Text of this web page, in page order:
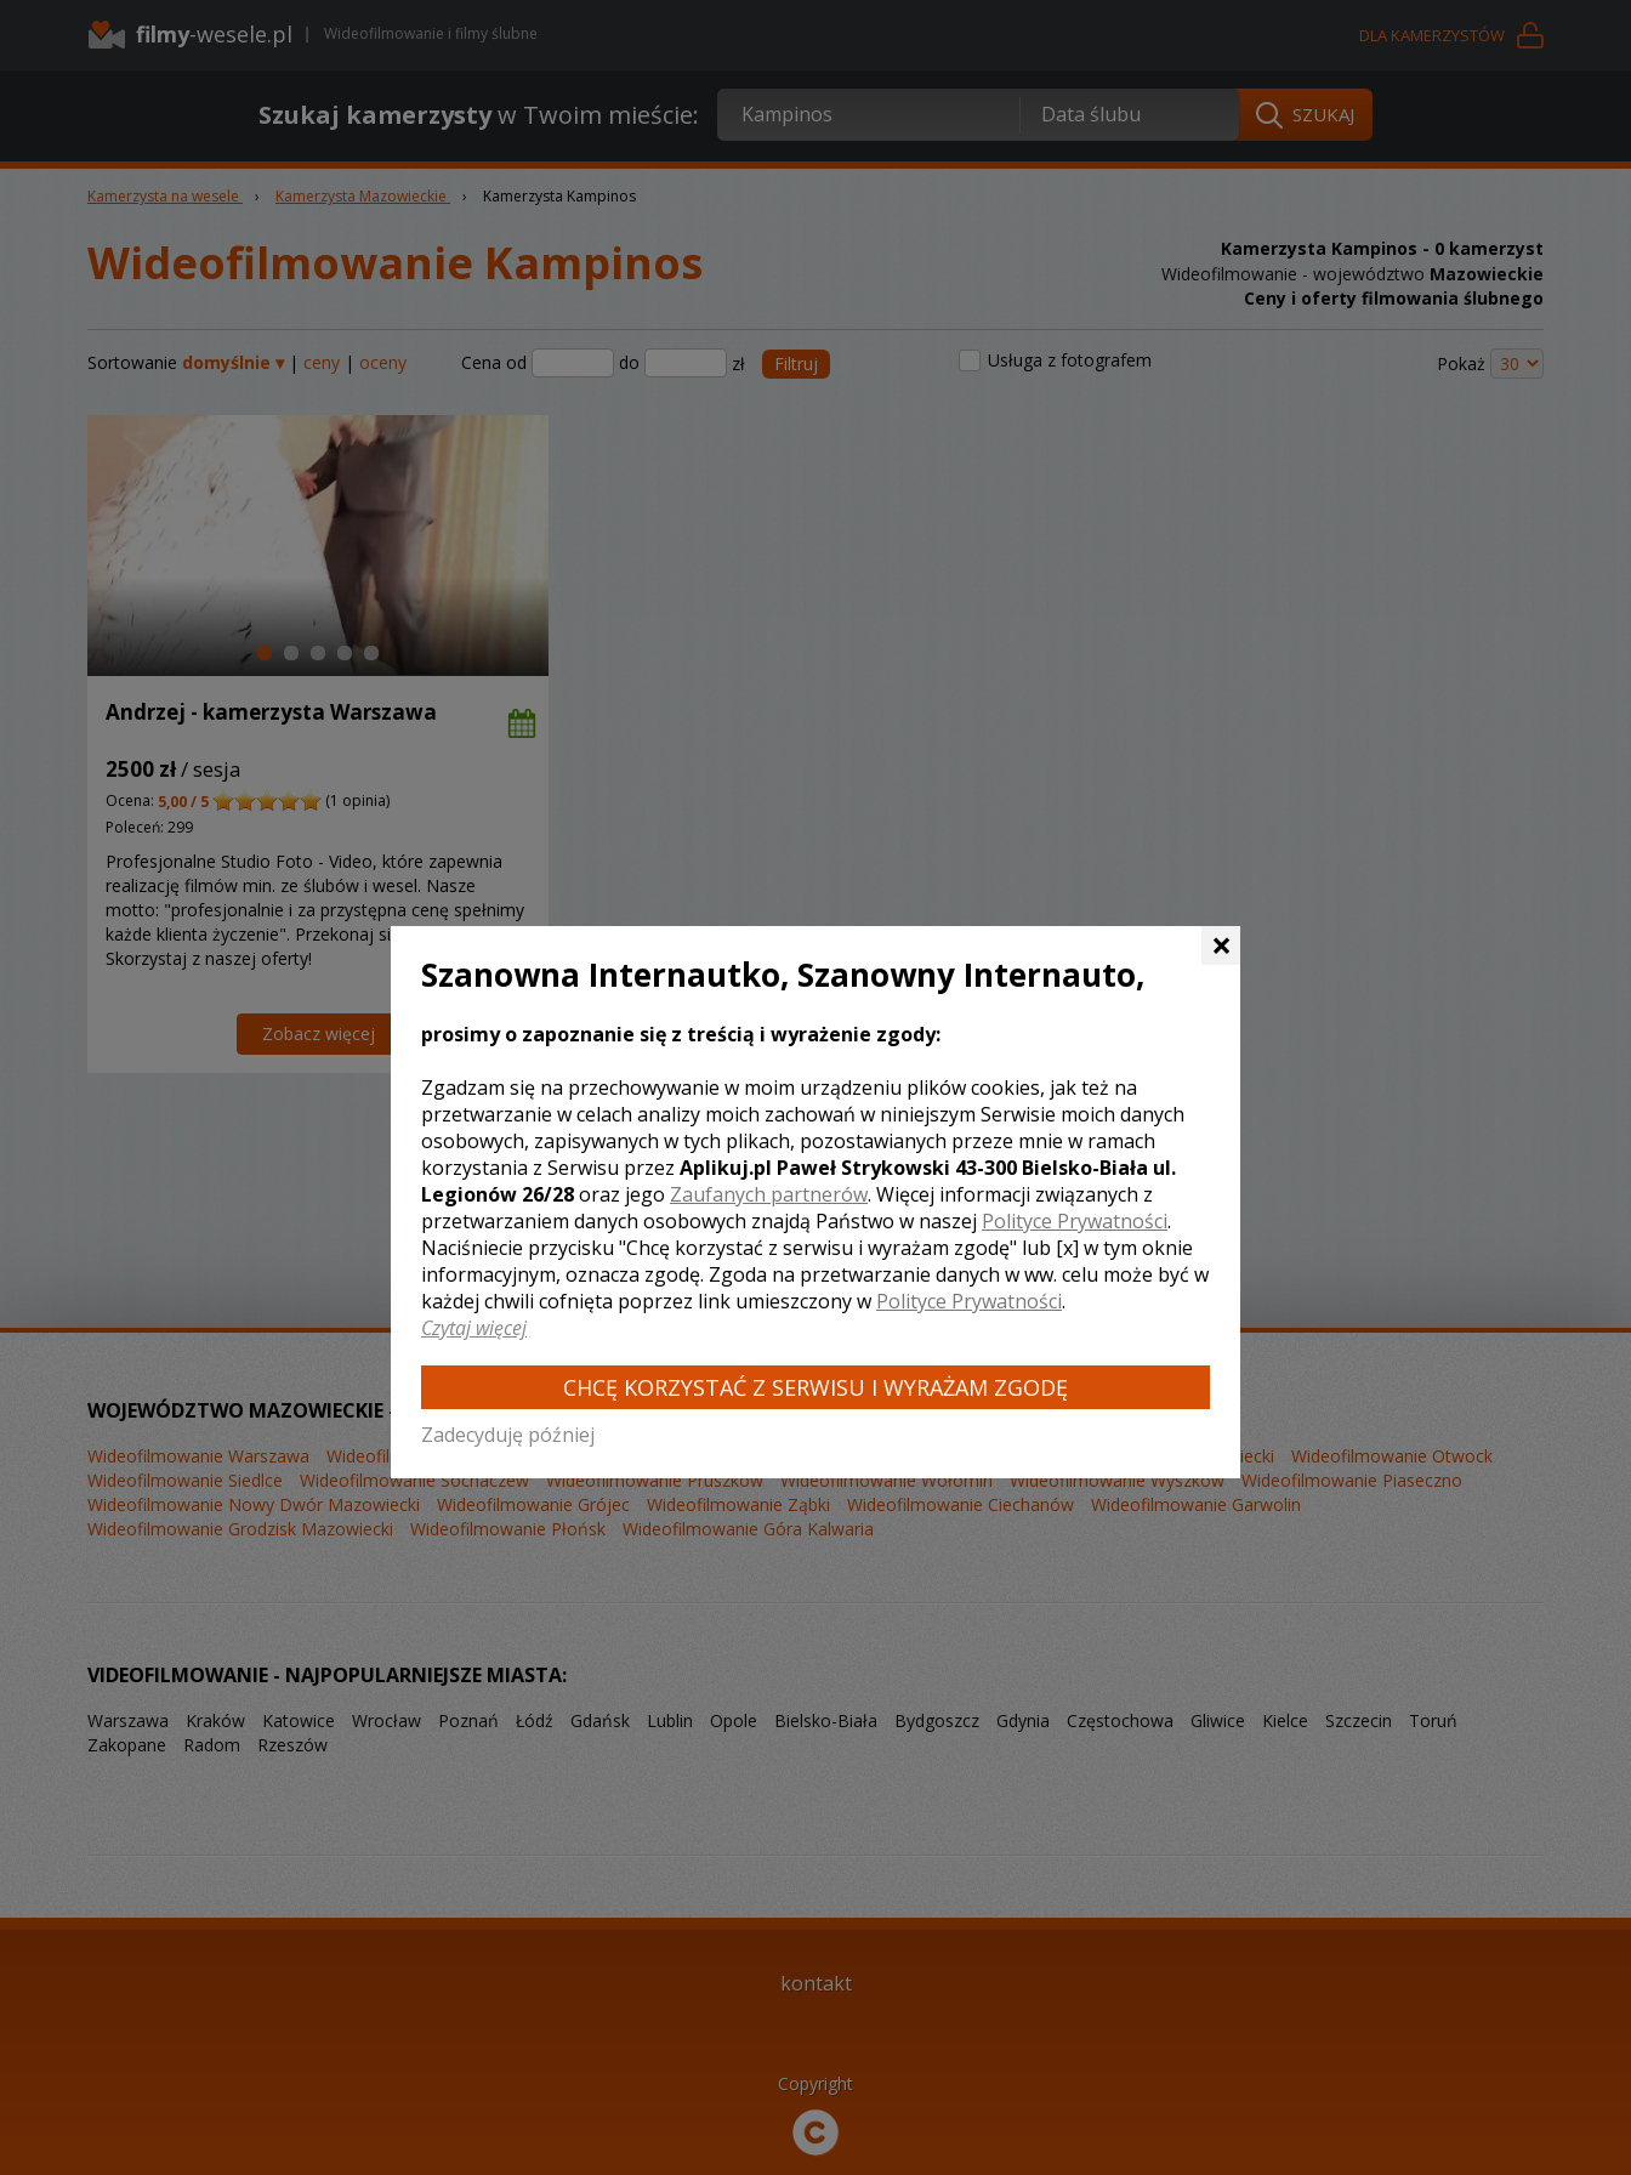
filmy-wesele.pl Wideofilmowanie i filmy ślubne DLA KAMERZYSTÓW
Szukaj kamerzystyw Twoim mieście:
Kamerzysta na wesele › Kamerzysta Mazowieckie › Kamerzysta Kampinos
Wideofilmowanie Kampinos Kamerzysta Kampinos - 0 kamerzyst
Wideofilmowanie - województwo Mazowieckie
Ceny i oferty filmowania ślubnego
Sortowanie domyślnie ▾| ceny | oceny Cena od do zł Filtruj Usługa z fotografem Pokaż
Andrzej - kamerzysta Warszawa
2500 zł/ sesja
Ocena: 5,00 / 5
(1 opinia)
Poleceń: 299
Profesjonalne Studio Foto - Video, które zapewnia
realizację filmów min. ze ślubów i wesel. Nasze
motto: "profesjonalnie i za przystępna cenę spełnimy
każde klienta życzenie". Przekonaj się sam już teraz!
Skorzystaj z naszej oferty!
Zobacz więcej
Liczba pozycji:0
WOJEWÓDZTWO MAZOWIECKIE – ZOBACZ LISTĘ KAMERZYSTÓW Z INNYCH MIAST:
Wideofilmowanie Warszawa Wideofilmowanie Płock Wideofilmowanie Mińsk Mazowiecki
Wideofilmowanie Otwock
Wideofilmowanie Siedlce
Wideofilmowanie Sochaczew Wideofilmowanie Pruszków Wideofilmowanie Wołomin Wideofilmowanie Wyszków
Wideofilmowanie Piaseczno
Wideofilmowanie Nowy Dwór Mazowiecki
Wideofilmowanie Grójec Wideofilmowanie Ząbki Wideofilmowanie Ciechanów
Wideofilmowanie Garwolin
Wideofilmowanie Grodzisk Mazowiecki
Wideofilmowanie Płońsk Wideofilmowanie Góra Kalwaria
VIDEOFILMOWANIE - NAJPOPULARNIEJSZE MIASTA:
Warszawa Kraków Katowice Wrocław Poznań Łódź Gdańsk Lublin Opole Bielsko-Biała Bydgoszcz Gdynia Częstochowa Gliwice Kielce Szczecin
Toruń
Zakopane
Radom Rzeszów
kontakt
Copyright
×
Szanowna Internautko, Szanowny Internauto,
prosimy o zapoznanie się z treścią i wyrażenie zgody:
Zgadzam się na przechowywanie w moim urządzeniu plików cookies, jak też na
przetwarzanie w celach analizy moich zachowań w niniejszym Serwisie moich danych
osobowych, zapisywanych w tych plikach, pozostawianych przeze mnie w ramach
korzystania z Serwisu przez Aplikuj.pl Paweł Strykowski 43-300 Bielsko-Biała ul.
Legionów 26/28oraz jego Zaufanych partnerów. Więcej informacji związanych z
przetwarzaniem danych osobowych znajdą Państwo w naszej Polityce Prywatności.
Naciśniecie przycisku "Chcę korzystać z serwisu i wyrażam zgodę" lub [x] w tym oknie
informacyjnym, oznacza zgodę. Zgoda na przetwarzanie danych w ww. celu może być w
każdej chwili cofnięta poprzez link umieszczony w Polityce Prywatności.
Czytaj więcej
CHCĘ KORZYSTAĆ Z SERWISU I WYRAŻAM ZGODĘ
Zadecyduję później